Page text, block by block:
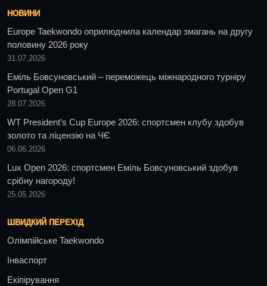
НОВИНИ
Europe Taekwondo оприлюднила календар змагань на другу
половину 2026 року
31.07.2026
Еміль Бовсуновський – переможець міжнародного турніру
Portugal Open G1
28.07.2026
WT President’s Cup Europe 2026: спортсмен клубу здобув
золото та ліцензію на ЧЄ
06.06.2026
Lux Open 2026: спортсмен Еміль Бовсуновський здобув
срібну нагороду!
25.05.2026
ШВИДКИЙ ПЕРЕХІД
Олімпійське Taekwondo
Інваспорт
Екіпірування